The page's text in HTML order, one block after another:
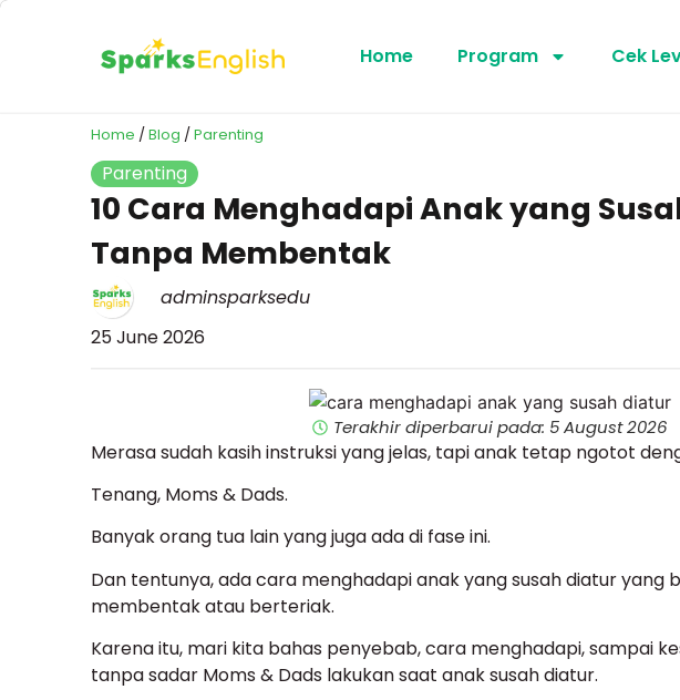
Home Program Cek
Home /Blog /Parenting
Parenting
10 Cara Menghadapi Anak yang
Tanpa Membentak
adminsparksedu
25 June 2026
Terakhir diperbarui pada: 5 August 2026
Merasa sudah kasih instruksi yang jelas, tapi anak tetap ngotot
Tenang, Moms & Dads.
Banyak orang tua lain yang juga ada di fase ini.
Dan tentunya, ada cara menghadapi anak yang susah diatur yang
membentak atau berteriak.
Karena itu, mari kita bahas penyebab, cara menghadapi, sampai
tanpa sadar Moms & Dads lakukan saat anak susah diatur.